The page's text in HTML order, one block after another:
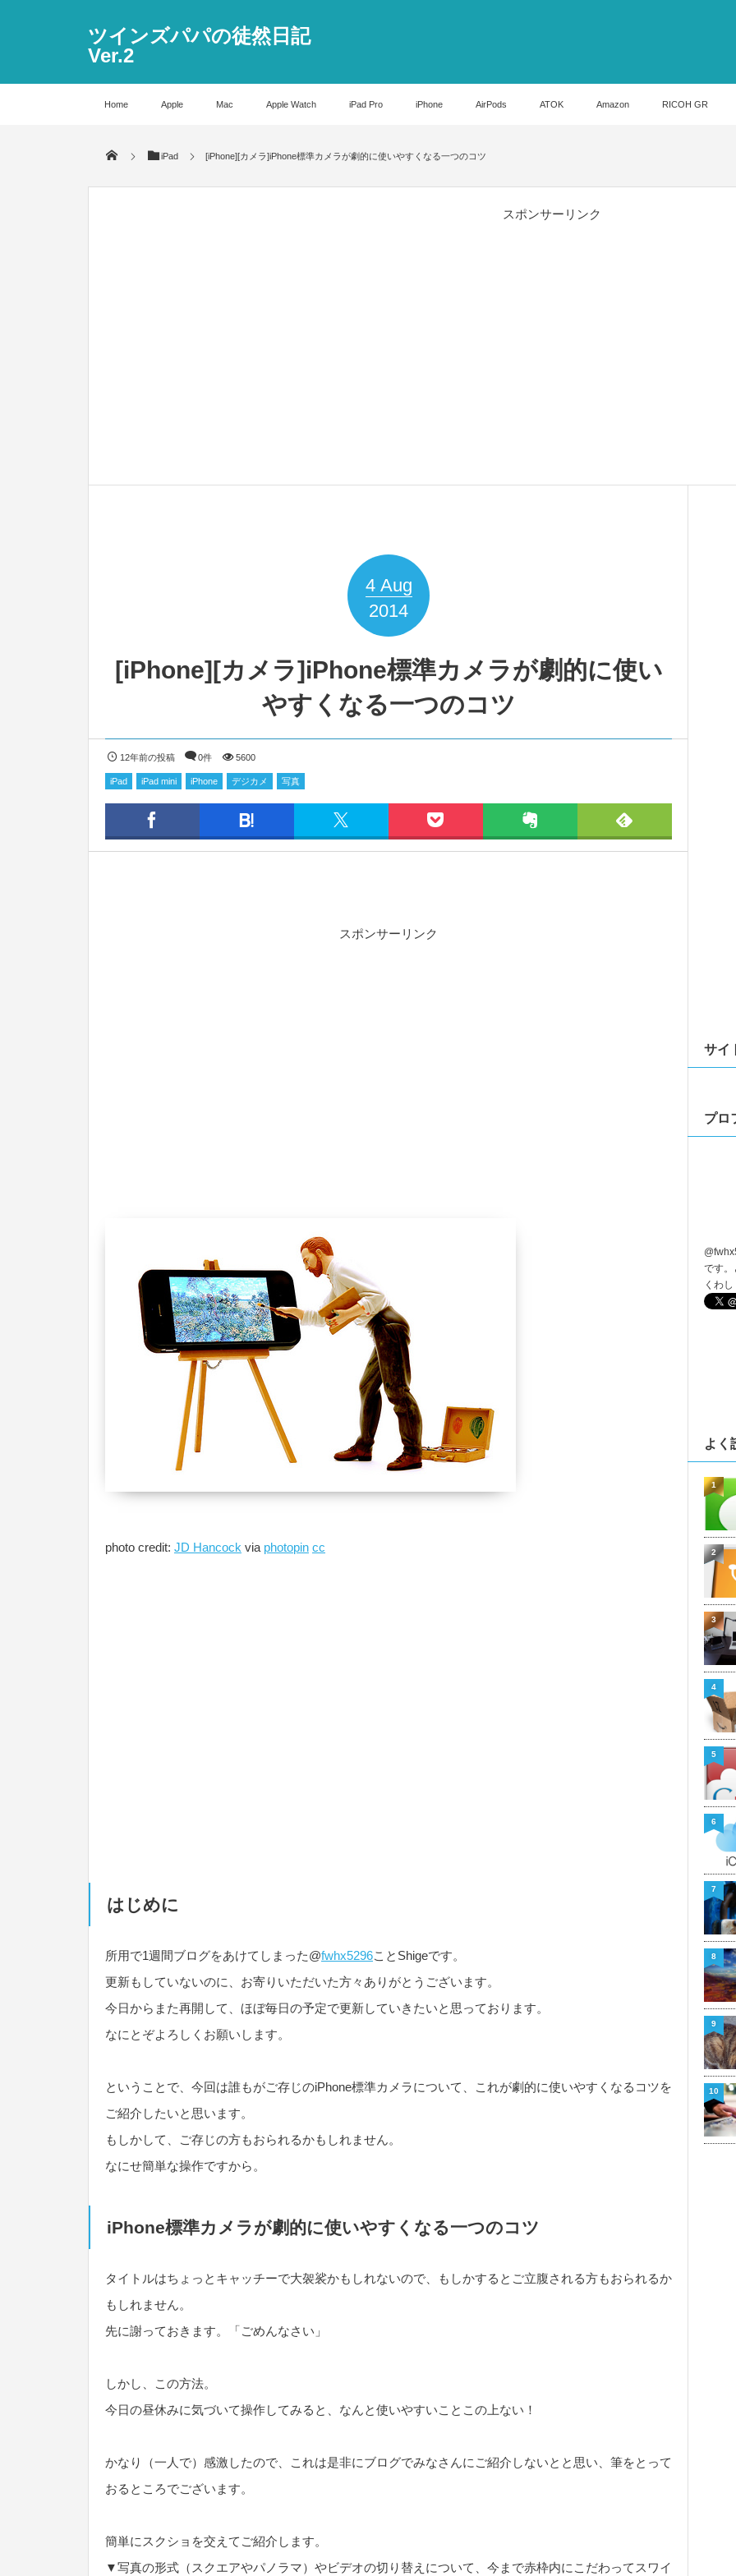
ツインズパパの徒然日記
Ver.2
Home Apple Mac Apple Watch iPad Pro iPhone AirPods ATOK Amazon RICOH GR
iPad [iPhone][カメラ]iPhone標準カメラが劇的に使いやすくなる一つのコツ
スポンサーリンク
4 Aug
2014
[iPhone][カメラ]iPhone標準カメラが劇的に使い
やすくなる一つのコツ
12年前の投稿 0件 5600
iPad iPad mini iPhone デジカメ 写真
スポンサーリンク
photo credit: JD Hancock via photopin cc
はじめに
所用で1週間ブログをあけてしまった@fwhx5296ことShigeです。
更新もしていないのに、お寄りいただいた方々ありがとうございます。
今日からまた再開して、ほぼ毎日の予定で更新していきたいと思っております。
なにとぞよろしくお願いします。
ということで、今回は誰もがご存じのiPhone標準カメラについて、これが劇的に使いやすくなるコツを
ご紹介したいと思います。
もしかして、ご存じの方もおられるかもしれません。
なにせ簡単な操作ですから。
iPhone標準カメラが劇的に使いやすくなる一つのコツ
タイトルはちょっとキャッチーで大袈裟かもしれないので、もしかするとご立腹される方もおられるか
もしれません。
先に謝っておきます。「ごめんなさい」
しかし、この方法。
今日の昼休みに気づいて操作してみると、なんと使いやすいことこの上ない！
かなり（一人で）感激したので、これは是非にブログでみなさんにご紹介しないとと思い、筆をとって
おるところでございます。
簡単にスクショを交えてご紹介します。
▼写真の形式（スクエアやパノラマ）やビデオの切り替えについて、今まで赤枠内にこだわってスワイ
サイ
プロ
@
です。
くわ
よく
1
2
3
4
5
6
7
8
9
10